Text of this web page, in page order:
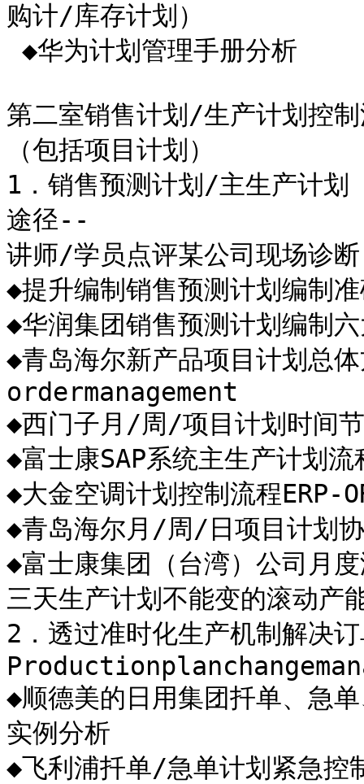
购计/库存计划）
第二室销售计划/生产计划控
（包括项目计划）
1．销售预测计划/主生产计划
途径--
讲师/学员点评某公司现场诊断
◆提升编制销售预测计划编制
◆华润集团销售预测计划编制
◆青岛海尔新产品项目计划总
ordermanagement
◆西门子月/周/项目计划时间
◆富士康SAP系统主生产计划
◆大金空调计划控制流程ERP-
◆青岛海尔月/周/日项目计划
◆富士康集团（台湾）公司月
三天生产计划不能变的滚动产
2．透过准时化生产机制解决
◆顺德美的日用集团扦单、急
实例分析
◆飞利浦扦单/急单计划紧急控